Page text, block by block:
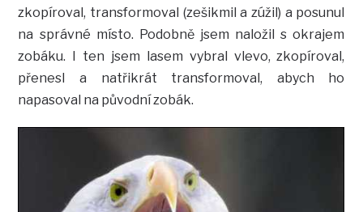
zkopíroval, transformoval (zešikmil a zúžil) a posunul
na správné místo. Podobně jsem naložil s okrajem
zobáku. I ten jsem lasem vybral vlevo, zkopíroval,
přenesl a natřikrát transformoval, abych ho
napasoval na původní zobák.